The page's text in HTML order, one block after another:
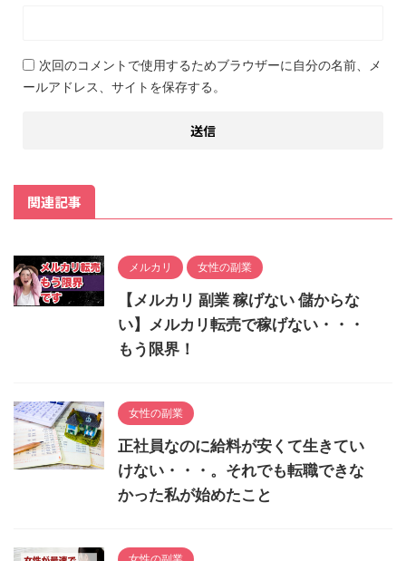
次回のコメントで使用するためブラウザーに自分の名前、メ
ールアドレス、サイトを保存する。
関連記事
メルカリ 女性の副業
【メルカリ 副業 稼げない 儲からな
い】メルカリ転売で稼げない・・・
もう限界！
女性の副業
正社員なのに給料が安くて生きてい
けない・・・。それでも転職できな
かった私が始めたこと